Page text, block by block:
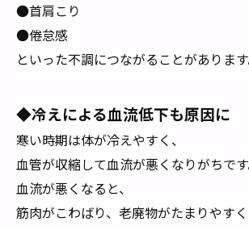
●首肩こり
●倦怠感
といった不調につながることがあります
◆冷えによる血流低下も原因に
寒い時期は体が冷えやすく、
血管が収縮して血流が悪くなりがちです
血流が悪くなると、
筋肉がこわばり、老廃物がたまりやすく